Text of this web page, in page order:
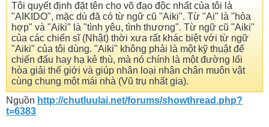
Tôi quyết định đặt tên cho võ đạo độc nhất của tôi là
"AIKIDO", mặc dù đã có từ ngữ cũ "Aiki". Từ "Ai" là "hòa
hợp" và "Aiki" là "tình yêu, tình thương". Từ ngữ cũ "Aiki"
của các chiến sĩ (Nhật) thời xưa rất khác biệt với từ ngữ
"Aiki" của tôi dùng. "Aiki" không phải là một kỹ thuật để
chiến đấu hay hạ kẻ thù, mà nó chính là một đường lối
hòa giải thế giới và giúp nhân loại nhận chân muôn vật
cùng chung một mái nhà (Vũ trụ nhất gia).
Nguồn http://chutluulai.net/forums/showthread.php?
t=6383